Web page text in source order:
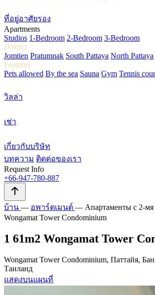
ที่อยู่อาศัยรอง
Apartments
Studios 1-Bedroom 2-Bedroom 3-Bedroom
District
Jomtien Pratumnak South Pattaya North Pattaya
Features
Pets allowed By the sea Sauna Gym Tennis
วิลล่า
เช่า
เกี่ยวกับบริษัท
บทความ ติดต่อของเรา
Request Info
+66-947-780-887
บ้าน — อพาร์ตเมนต์ — Апартаменты с 2-
Wongamat Tower Condominium
1 61m2 Wongamat Tower
Wongamat Tower Condominium, Паттайя,
Таиланд
แสดงบนแผนที่